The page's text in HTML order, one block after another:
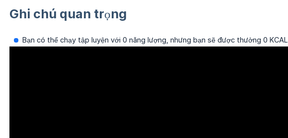
Ghi chú quan trọng
Bạn có thể chạy tập luyện với 0 năng lượng, nhưng bạn sẽ được thưởng 0 KCAL